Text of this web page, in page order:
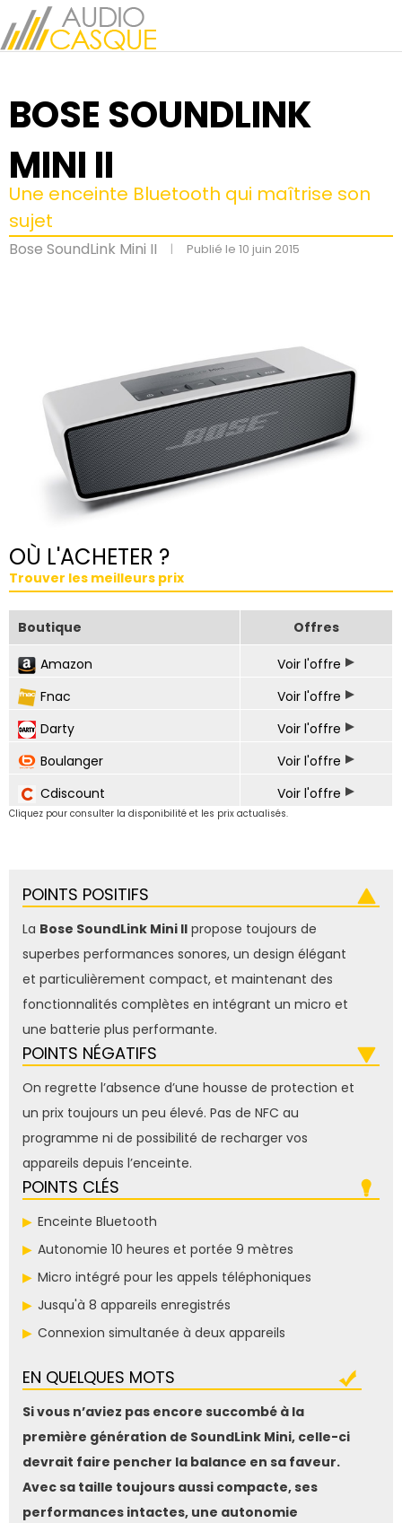
BOSE SOUNDLINK
MINI II
Une enceinte Bluetooth qui maîtrise son
sujet
Bose SoundLink Mini II | Publié le 10 juin 2015
OÙ L'ACHETER ?
Trouver les meilleurs prix
Boutique Offres
Amazon
Voir l'offre
Fnac
Voir l'offre
Darty
Voir l'offre
Boulanger
Voir l'offre
Cdiscount
Voir l'offre
Cliquez pour consulter la disponibilité et les prix actualisés.
POINTS POSITIFS
La Bose SoundLink Mini II propose toujours de
superbes performances sonores, un design élégant
et particulièrement compact, et maintenant des
fonctionnalités complètes en intégrant un micro et
une batterie plus performante.
POINTS NÉGATIFS
On regrette l’absence d’une housse de protection et
un prix toujours un peu élevé. Pas de NFC au
programme ni de possibilité de recharger vos
appareils depuis l’enceinte.
POINTS CLÉS
Enceinte Bluetooth
Autonomie 10 heures et portée 9 mètres
Micro intégré pour les appels téléphoniques
Jusqu'à 8 appareils enregistrés
Connexion simultanée à deux appareils
EN QUELQUES MOTS
Si vous n’aviez pas encore succombé à la
première génération de SoundLink Mini, celle-ci
devrait faire pencher la balance en sa faveur.
Avec sa taille toujours aussi compacte, ses
performances intactes, une autonomie